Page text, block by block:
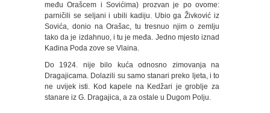
među Orašcem i Sovićima) prozvan je po ovome:
parničili se seljani i ubili kadiju. Ubio ga Živković iz
Sovića, donio na Orašac, tu tresnuo njim o zemlju
tako da je izdahnuo, i tu je međa. Jedno mjesto iznad
Kadina Poda zove se Vlaina.
Do 1924. nije bilo kuća odnosno zimovanja na
Dragajicama. Dolazili su samo stanari preko ljeta, i to
ne uvijek isti. Kod kapele na Kedžari je groblje za
stanare iz G. Dragajica, a za ostale u Dugom Polju.